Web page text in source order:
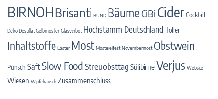
BIRNOHBrisanti BUND BäumeCiBi CiderCocktail
Deko Destillat Gelbmöstler Glasverbot Hochstamm Deutschland Holler
Inhaltstoffe Laster Most Mostereifest Novembermost Obstwein
Punsch SaftSlow FoodStreuobsttag SülibirneVerjus Website
Wiesen Wipfelrausch Zusammenschluss